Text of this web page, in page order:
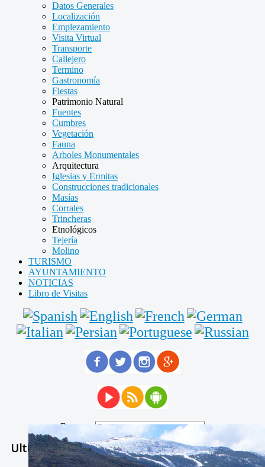
Datos Generales
Localización
Emplezamiento
Visita Virtual
Transporte
Callejero
Termino
Gastronomía
Fiestas
Patrimonio Natural
Fuentes
Cumbres
Vegetación
Fauna
Arboles Monumentales
Arquitectura
Iglesias y Ermitas
Construcciones tradicionales
Masías
Corrales
Trincheras
Etnológicos
Tejería
Molino
TURISMO
AYUNTAMIENTO
NOTICIAS
Libro de Visitas
Buscar...
Ultimas Noticias